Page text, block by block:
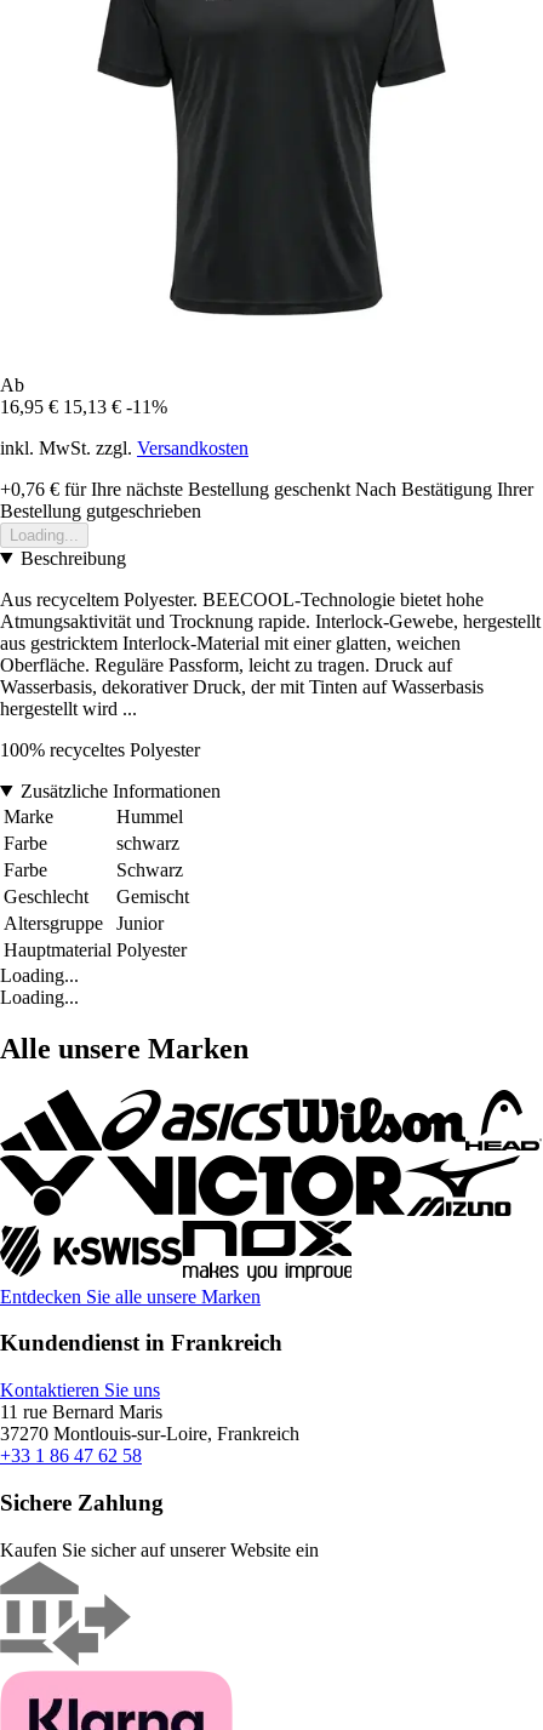
Ab
16,95 € 15,13 € -11%
inkl. MwSt. zzgl. Versandkosten
+0,76 € für Ihre nächste Bestellung geschenkt Nach Bestätigung Ihrer
Bestellung gutgeschrieben
Loading...
Beschreibung
Aus recyceltem Polyester. BEECOOL-Technologie bietet hohe
Atmungsaktivität und Trocknung rapide. Interlock-Gewebe, hergestellt
aus gestricktem Interlock-Material mit einer glatten, weichen
Oberfläche. Reguläre Passform, leicht zu tragen. Druck auf
Wasserbasis, dekorativer Druck, der mit Tinten auf Wasserbasis
hergestellt wird ...
100% recyceltes Polyester
Zusätzliche Informationen
Marke
Hummel
Farbe
schwarz
Farbe
Schwarz
Geschlecht
Gemischt
Altersgruppe
Junior
Hauptmaterial Polyester
Loading...
Loading...
Alle unsere Marken
Entdecken Sie alle unsere Marken
Kundendienst in Frankreich
Kontaktieren Sie uns
11 rue Bernard Maris
37270 Montlouis-sur-Loire, Frankreich
+33 1 86 47 62 58
Sichere Zahlung
Kaufen Sie sicher auf unserer Website ein